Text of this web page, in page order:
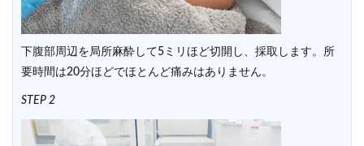
下腹部周辺を局所麻酔して5ミリほど切開し、採取します。所
要時間は20分ほどでほとんど痛みはありません。
STEP 2